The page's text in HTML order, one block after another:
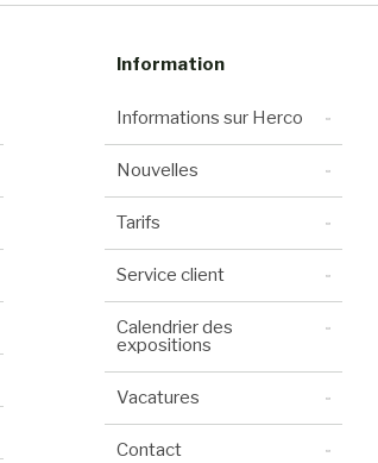
Information
Informations sur Herco
Nouvelles
Tarifs
Service client
Calendrier des
expositions
Vacatures
Contact